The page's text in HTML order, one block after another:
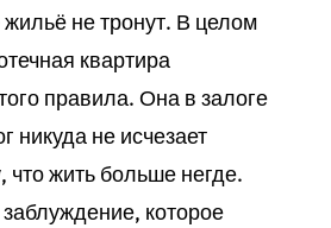
не тронут. В целом
квартира
правила. Она в залоге
никуда не исчезает
что жить больше негде.
которое